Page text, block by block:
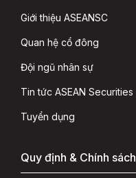
Giới thiệu ASEANSC
Quan hệ cổ đông
Đội ngũ nhân sự
Tin tức ASEAN Securities
Tuyển dụng
Quy định & Chính sách